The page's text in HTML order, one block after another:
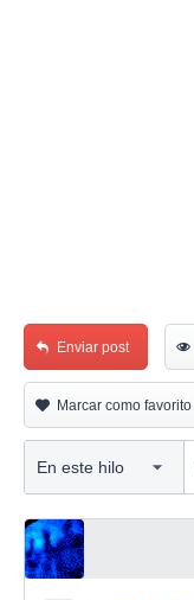
Enviar post
Marcar como favorito